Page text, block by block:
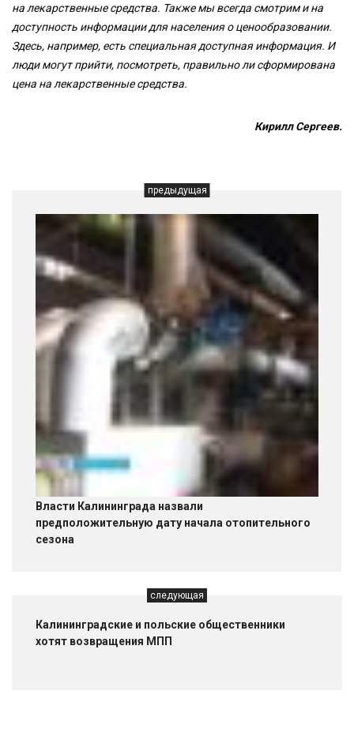
на лекарственные средства. Также мы всегда смотрим и на
доступность информации для населения о ценообразовании.
Здесь, например, есть специальная доступная информация. И
люди могут прийти, посмотреть, правильно ли сформирована
цена на лекарственные средства.
Кирилл Сергеев.
предыдущая
Власти Калининграда назвали
предположительную дату начала отопительного
сезона
следующая
Калининградские и польские общественники
хотят возвращения МПП